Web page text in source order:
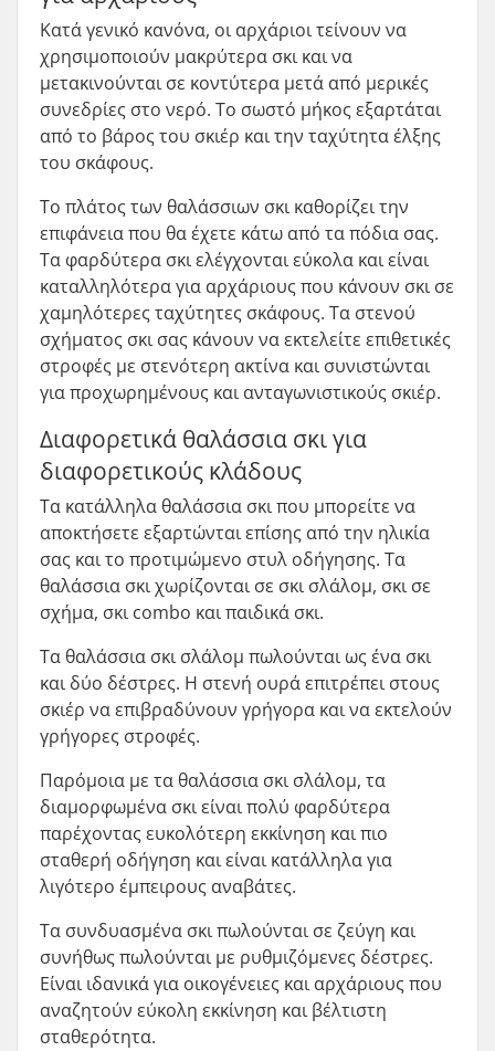
Κατά γενικό κανόνα, οι αρχάριοι τείνουν να
χρησιμοποιούν μακρύτερα σκι και να
μετακινούνται σε κοντύτερα μετά από μερικές
συνεδρίες στο νερό. Το σωστό μήκος εξαρτάται
από το βάρος του σκιέρ και την ταχύτητα έλξης
του σκάφους.
Το πλάτος των θαλάσσιων σκι καθορίζει την
επιφάνεια που θα έχετε κάτω από τα πόδια σας.
Τα φαρδύτερα σκι ελέγχονται εύκολα και είναι
καταλληλότερα για αρχάριους που κάνουν σκι σε
χαμηλότερες ταχύτητες σκάφους. Τα στενού
σχήματος σκι σας κάνουν να εκτελείτε επιθετικές
στροφές με στενότερη ακτίνα και συνιστώνται
για προχωρημένους και ανταγωνιστικούς σκιέρ.
Διαφορετικά θαλάσσια σκι για
διαφορετικούς κλάδους
Τα κατάλληλα θαλάσσια σκι που μπορείτε να
αποκτήσετε εξαρτώνται επίσης από την ηλικία
σας και το προτιμώμενο στυλ οδήγησης. Τα
θαλάσσια σκι χωρίζονται σε σκι σλάλομ, σκι σε
σχήμα, σκι combo και παιδικά σκι.
Τα θαλάσσια σκι σλάλομ πωλούνται ως ένα σκι
και δύο δέστρες. Η στενή ουρά επιτρέπει στους
σκιέρ να επιβραδύνουν γρήγορα και να εκτελούν
γρήγορες στροφές.
Παρόμοια με τα θαλάσσια σκι σλάλομ, τα
διαμορφωμένα σκι είναι πολύ φαρδύτερα
παρέχοντας ευκολότερη εκκίνηση και πιο
σταθερή οδήγηση και είναι κατάλληλα για
λιγότερο έμπειρους αναβάτες.
Τα συνδυασμένα σκι πωλούνται σε ζεύγη και
συνήθως πωλούνται με ρυθμιζόμενες δέστρες.
Είναι ιδανικά για οικογένειες και αρχάριους που
αναζητούν εύκολη εκκίνηση και βέλτιστη
σταθερότητα.